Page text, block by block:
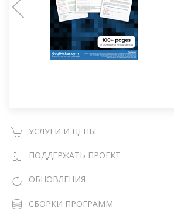
УСЛУГИ И ЦЕНЫ
ПОДДЕРЖАТЬ ПРОЕКТ
ОБНОВЛЕНИЯ
СБОРКИ ПРОГРАММ